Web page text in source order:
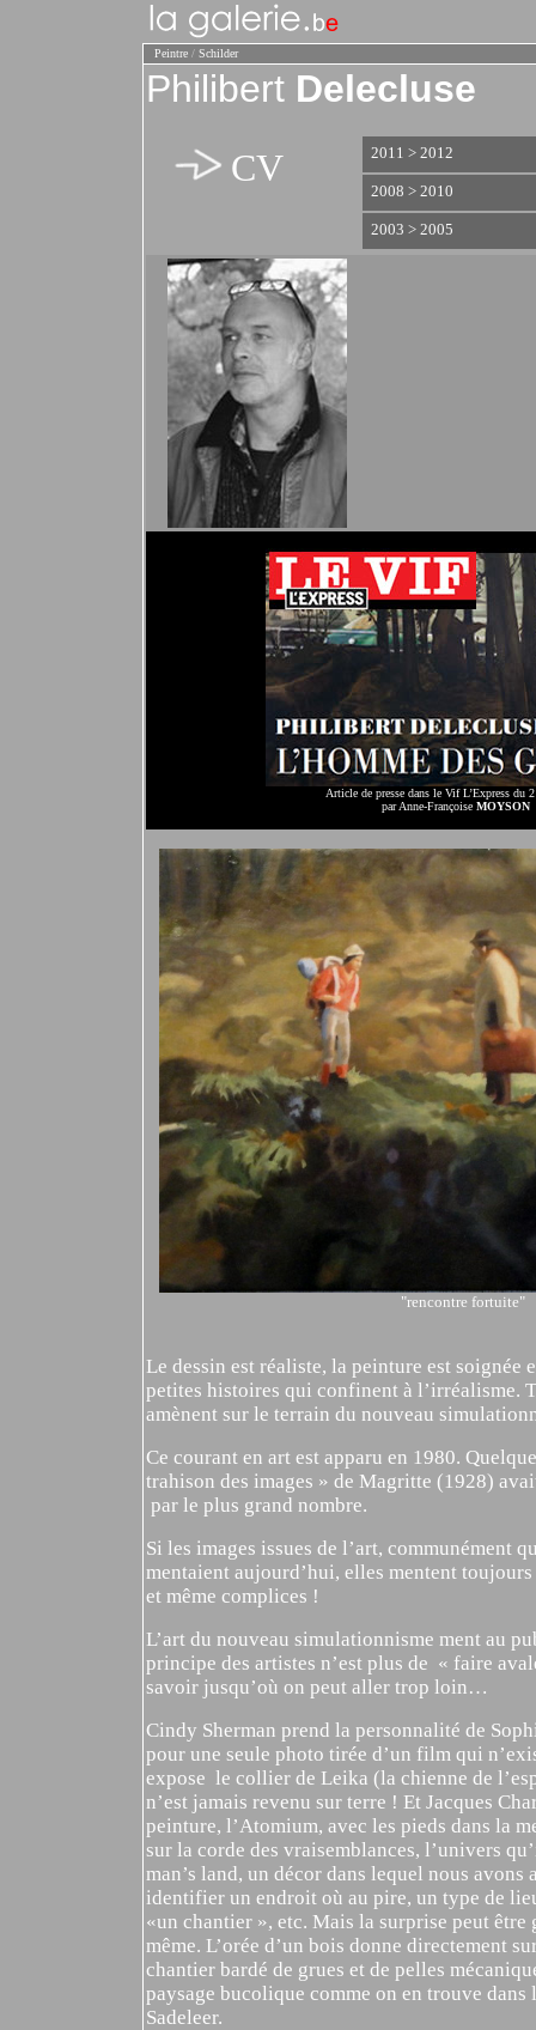
Peintre / Schilder
Philibert Delecluse
CV
2011 > 2012
2008 > 2010
2003 > 2005
Article de presse dans le Vif L’Express du
par Anne-Françoise MOYSON
"rencontre fortuite"
Le dessin est réaliste, la peinture est soignée
petites histoires qui confinent à l’irréalisme.
amènent sur le terrain du nouveau
Ce courant en art est apparu en 1980.
trahison des images » de Magritte (1928)
par le plus grand nombre.
Si les images issues de l’art, communément
mentaient aujourd’hui, elles mentent
et même complices !
L’art du nouveau simulationnisme ment au
principe des artistes n’est plus de « faire
savoir jusqu’où on peut aller trop loin…
Cindy Sherman prend la personnalité de
pour une seule photo tirée d’un film qui
expose le collier de Leika (la chienne de
n’est jamais revenu sur terre ! Et Jacques
peinture, l’Atomium, avec les pieds dans la
sur la corde des vraisemblances, l’univers
man’s land, un décor dans lequel nous avons
identifier un endroit où au pire, un type de
«un chantier », etc. Mais la surprise peut être
même. L’orée d’un bois donne directement
chantier bardé de grues et de pelles
paysage bucolique comme on en trouve
Sadeleer.